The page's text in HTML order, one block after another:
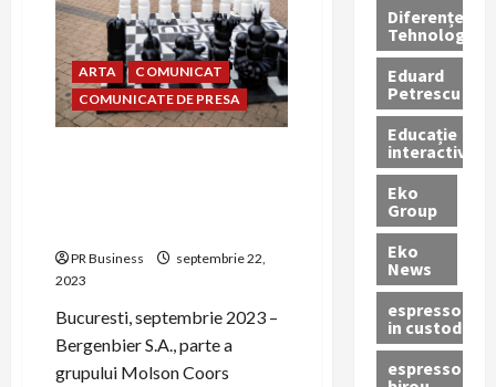
ARTA
COMUNICAT
COMUNICATE DE PRESA
PR Business
septembrie 22,
2023
Bucuresti, septembrie 2023 –
Bergenbier S.A., parte a
grupului Molson Coors
Diferențe
Tehnologice
Eduard
Petrescu
Educație
interactivă
Eko
Group
Eko
News
espressoare
in custodie
espressor